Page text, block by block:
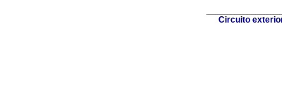
Circuito